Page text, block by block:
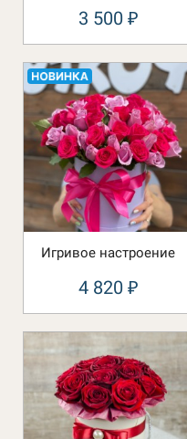
3 500 ₽
Игривое настроение
4 820 ₽